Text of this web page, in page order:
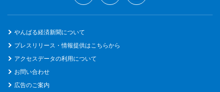
やんばる経済新聞について
プレスリリース・情報提供はこちらから
アクセスデータの利用について
お問い合わせ
広告のご案内